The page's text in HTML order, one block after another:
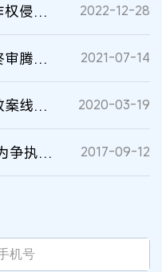
“王者荣耀”游戏租号著作权侵权及不正当竞争纠纷案 2022-12-28
“王者荣耀”酒厂商标案终审腾讯胜诉 2021-07-14
“王者荣耀”商标无效行政案线上开庭 2020-03-19
王者荣耀商标引腾讯华为争执，华为商店屏蔽王者荣耀 2017-09-12